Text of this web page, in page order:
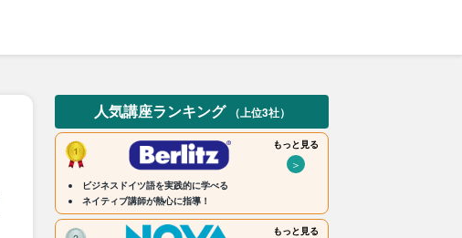
人気講座ランキング （上位3社）
もっと見る
＞
ビジネスドイツ語を実践的に学べる
ネイティブ講師が熱心に指導！
もっと見る